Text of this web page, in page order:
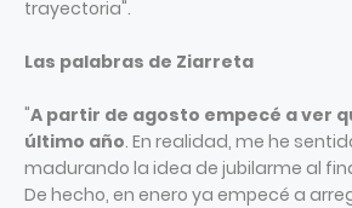
trayectoria".
Las palabras de Ziarreta
"A partir de agosto empecé a ver
último año. En realidad, me he
madurando la idea de jubilarme al
De hecho, en enero ya empecé a